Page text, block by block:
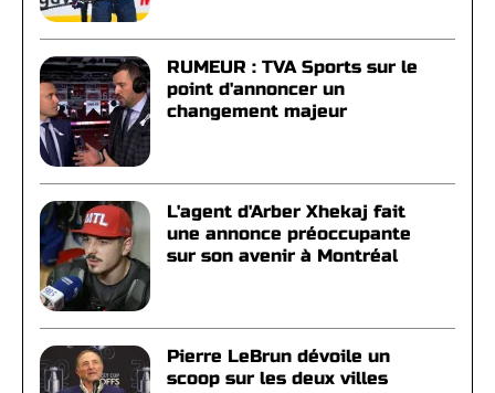
RUMEUR : TVA Sports sur le
point d'annoncer un
changement majeur
L'agent d'Arber Xhekaj fait
une annonce préoccupante
sur son avenir à Montréal
Pierre LeBrun dévoile un
scoop sur les deux villes